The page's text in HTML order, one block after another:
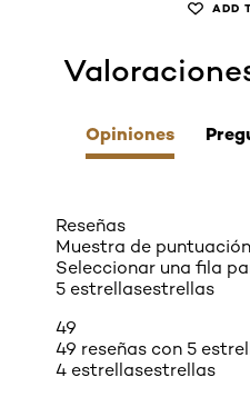
ADD
skip tab component
Opiniones
Reseñas
Muestra de puntuación
Seleccionar una fila
5 estrellasestrellas
49
49 reseñas con 5
4 estrellasestrellas